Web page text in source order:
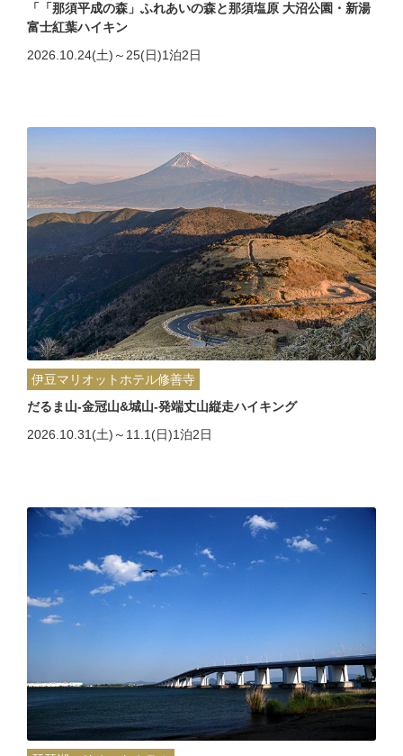
「「那須平成の森」ふれあいの森と那須塩原 大沼公園・新湯
富士紅葉ハイキン
2026.10.24(土)～25(日)1泊2日
伊豆マリオットホテル修善寺
だるま山-金冠山&城山-発端丈山縦走ハイキング
2026.10.31(土)～11.1(日)1泊2日